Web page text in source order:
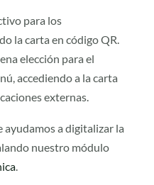
para los
la carta en código QR.
elección para el
accediendo a la carta
externas.
a digitalizar la
nuestro módulo